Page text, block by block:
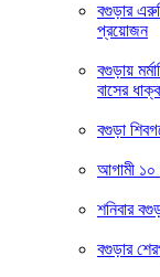
বগুড়ার
প্রয়োজন
বগুড়ায়
বাসের
বগুড়া
আগামী ১০
শনিবার
বগুড়ার